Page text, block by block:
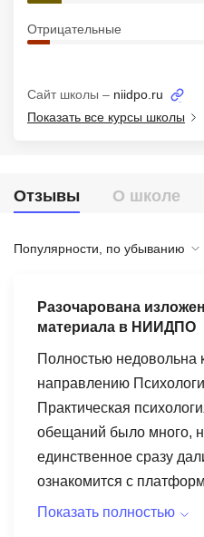
Отрицательные
Сайт школы – niidpo.ru
Показать все курсы школы
Отзывы О школе
Популярности, по убыванию
Разочарована
материала в НИИДПО
Полностью
направлению
Практическая
обещаний было много,
единственное сразу
ознакомится с
это довольно сложная
Показать полностью
Soft Skills
ДПО
Акции и промокоды